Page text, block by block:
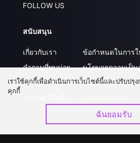
FOLLOW US
สนับสนุน
เกี่ยวกับเรา
คำถามที่พบบ่อย
ติดต่อเรา
ข้อกำหนดในการใ
นโยบายความเป็
ส่งผลงานของคุณ
ดาวน์โหลดแอป
เราใช้คุกกี้เพื่อดำเนินการเว็บไซต์นี้และปรับปรุ
คุกกี้
ฉันยอมรับ